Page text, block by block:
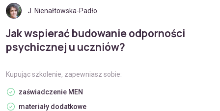
J. Nienałtowska-Padło
Jak wspierać budowanie odporności
psychicznej u uczniów?
Kupując szkolenie, zapewniasz sobie:
zaświadczenie MEN
materiały dodatkowe